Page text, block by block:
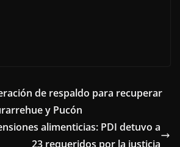
de respaldo para recuperar
y Pucón
alimenticias: PDI detuvo a
23 requeridos por la justicia